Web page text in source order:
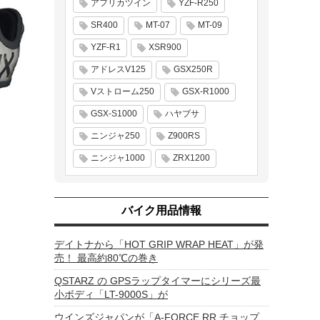
アフリカツイン YZF-R250
SR400 MT-07 MT-09
YZF-R1 XSR900
アドレスV125 GSX250R
Vストローム250 GSX-R1000
GSX-S1000 ハヤブサ
ニンジャ250 Z900RS
ニンジャ1000 ZRX1200
バイク用品情報
デイトナから「HOT GRIP WRAP HEAT」が発
売！ 最高約80℃の巻き
QSTARZ の GPSラップタイマーにシリーズ最
小ボディ「LT-9000S」が
ウインズジャパンが「A-FORCE RR チョップ